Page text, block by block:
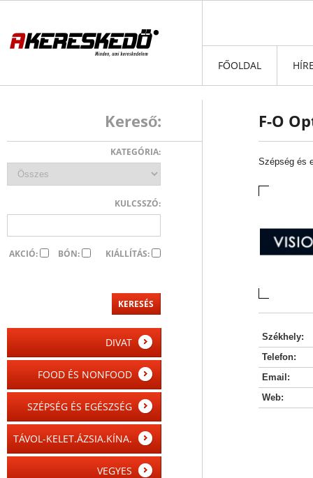
FŐOLDAL
F-O
Szépség és
Székhely:
Telefon:
Email:
Web:
Kereső:
KATEGÓRIA:
KULCSSZÓ:
AKCIÓ: BÓN: KIÁLLÍTÁS:
DIVAT
FOOD ÉS NONFOOD
SZÉPSÉG ÉS EGÉSZSÉG
TÁVOL-KELET.ÁZSIA.KÍNA.
VEGYES